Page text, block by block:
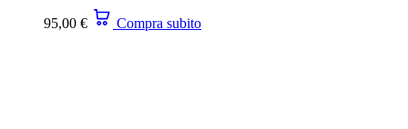
95,00 € Compra subito